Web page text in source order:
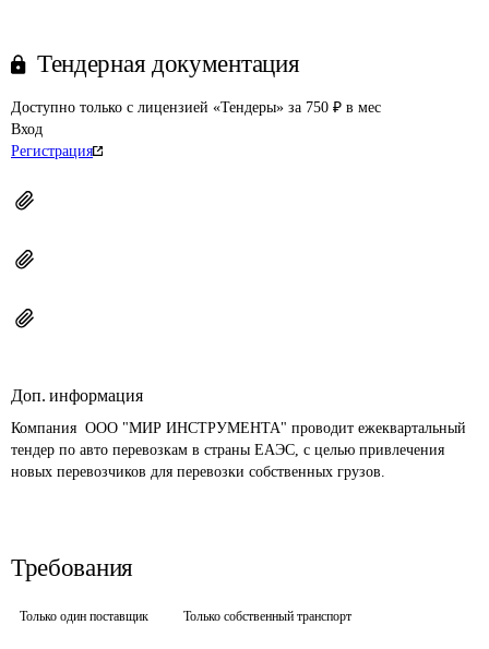
Тендерная документация
Доступно только с лицензией «Тендеры» за 750 ₽ в мес
Вход
Регистрация
Доп. информация
Компания  ООО "МИР ИНСТРУМЕНТА" проводит ежеквартальный
тендер по авто перевозкам в страны ЕАЭС, с целью привлечения
новых перевозчиков для перевозки собственных грузов.
Требования
Только один поставщик Только собственный транспорт